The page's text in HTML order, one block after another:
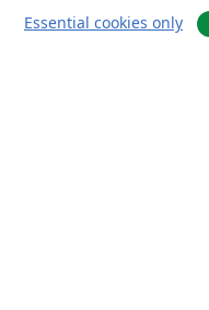
Essential cookies only